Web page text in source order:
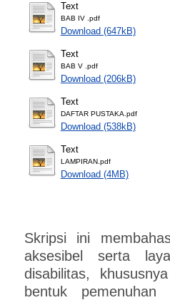
Text
BAB IV .pdf
Download (647kB)
Text
BAB V .pdf
Download (206kB)
Text
DAFTAR PUSTAKA.pdf
Download (538kB)
Text
LAMPIRAN.pdf
Download (4MB)
Skripsi ini
aksesibel serta
disabilitas,
bentuk